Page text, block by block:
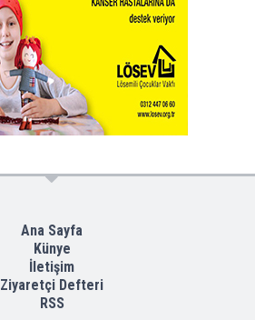
Ana Sayfa
Künye
İletişim
Ziyaretçi Defteri
RSS